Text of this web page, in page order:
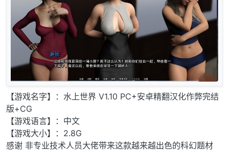
【游戏名字】：水上世界 V1.10 PC+安卓精翻汉化作弊完结
版+CG
【游戏语言】：中文
【游戏大小】：2.8G
感谢 非专业技术人员大佬带来这款越来越出色的科幻题材